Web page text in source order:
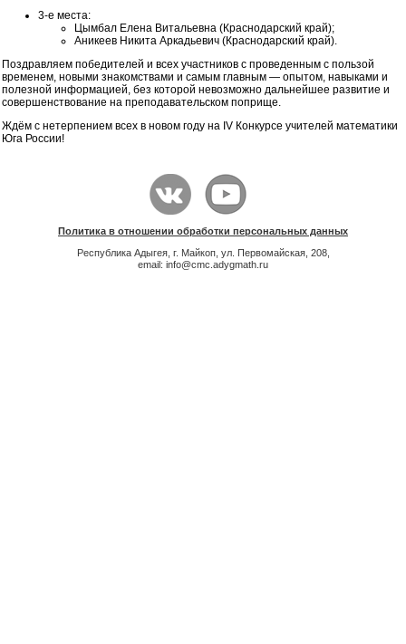
3-е места:
Цымбал Елена Витальевна (Краснодарский край);
Аникеев Никита Аркадьевич (Краснодарский край).
Поздравляем победителей и всех участников с проведенным с пользой
временем, новыми знакомствами и самым главным — опытом, навыками и
полезной информацией, без которой невозможно дальнейшее развитие и
совершенствование на преподавательском поприще.
Ждём с нетерпением всех в новом году на IV Конкурсе учителей математики
Юга России!
Политика в отношении обработки персональных данных
Республика Адыгея, г. Майкоп, ул. Первомайская, 208,
email: info@cmc.adygmath.ru